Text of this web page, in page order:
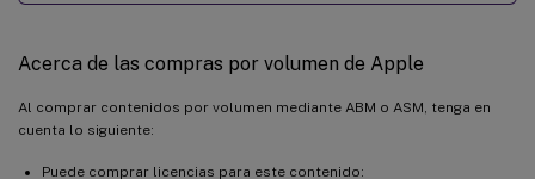
Acerca de las compras por volumen de Apple
Al comprar contenidos por volumen mediante ABM o ASM, tenga en
cuenta lo siguiente:
Puede comprar licencias para este contenido: